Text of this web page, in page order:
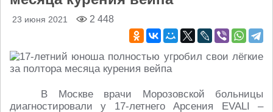
23 июня 2021 2 448
В Москве врачи Морозовской больницы
диагностировали у 17-летнего Арсения EVALI –